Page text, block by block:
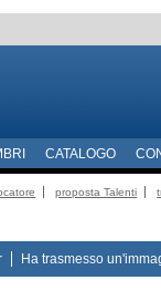
CATALOGO
proposta Talenti
Ha trasmesso